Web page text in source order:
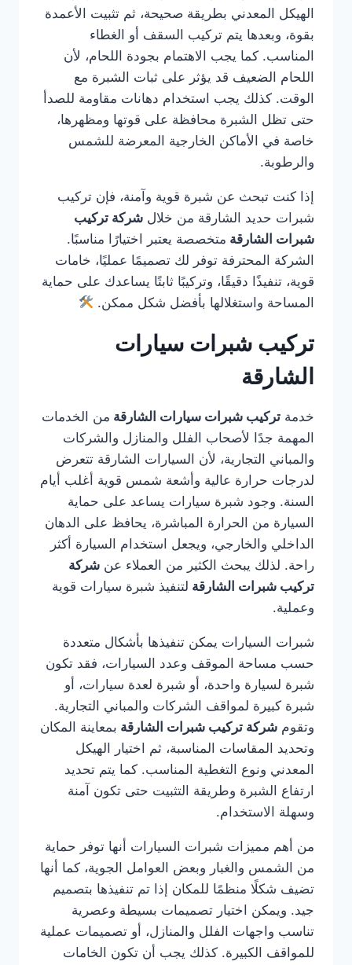
الهيكل المعدني بطريقة صحيحة، ثم تثبيت الأعمدة
بقوة، وبعدها يتم تركيب السقف أو الغطاء
المناسب. كما يجب الاهتمام بجودة اللحام، لأن
اللحام الضعيف قد يؤثر على ثبات الشبرة مع
الوقت. كذلك يجب استخدام دهانات مقاومة للصدأ
حتى تظل الشبرة محافظة على قوتها ومظهرها،
خاصة في الأماكن الخارجية المعرضة للشمس
والرطوبة.
إذا كنت تبحث عن شبرة قوية وآمنة، فإن تركيب
شبرات حديد الشارقة من خلال شركة تركيب
شبرات الشارقة متخصصة يعتبر اختيارًا مناسبًا.
الشركة المحترفة توفر لك تصميمًا عمليًا، خامات
قوية، تنفيذًا دقيقًا، وتركيبًا ثابتًا يساعدك على حماية
المساحة واستغلالها بأفضل شكل ممكن.
تركيب شبرات سيارات
الشارقة
خدمة تركيب شبرات سيارات الشارقة من الخدمات
المهمة جدًا لأصحاب الفلل والمنازل والشركات
والمباني التجارية، لأن السيارات الشارقة تتعرض
لدرجات حرارة عالية وأشعة شمس قوية أغلب أيام
السنة. وجود شبرة سيارات يساعد على حماية
السيارة من الحرارة المباشرة، يحافظ على الدهان
الداخلي والخارجي، ويجعل استخدام السيارة أكثر
راحة. لذلك يبحث الكثير من العملاء عن شركة
تركيب شبرات الشارقة لتنفيذ شبرة سيارات قوية
وعملية.
شبرات السيارات يمكن تنفيذها بأشكال متعددة
حسب مساحة الموقف وعدد السيارات، فقد تكون
شبرة لسيارة واحدة، أو شبرة لعدة سيارات، أو
شبرة كبيرة لمواقف الشركات والمباني التجارية.
وتقوم شركة تركيب شبرات الشارقة بمعاينة المكان
وتحديد المقاسات المناسبة، ثم اختيار الهيكل
المعدني ونوع التغطية المناسب. كما يتم تحديد
ارتفاع الشبرة وطريقة التثبيت حتى تكون آمنة
وسهلة الاستخدام.
من أهم مميزات شبرات السيارات أنها توفر حماية
من الشمس والغبار وبعض العوامل الجوية، كما أنها
تضيف شكلًا منظمًا للمكان إذا تم تنفيذها بتصميم
جيد. ويمكن اختيار تصميمات بسيطة وعصرية
تناسب واجهات الفلل والمنازل، أو تصميمات عملية
للمواقف الكبيرة. كذلك يجب أن تكون الخامات